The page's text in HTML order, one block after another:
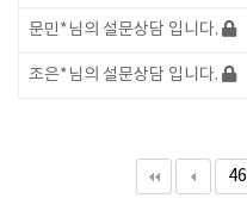
문민*님의 설문상담 입니다.
조은*님의 설문상담 입니다.
46